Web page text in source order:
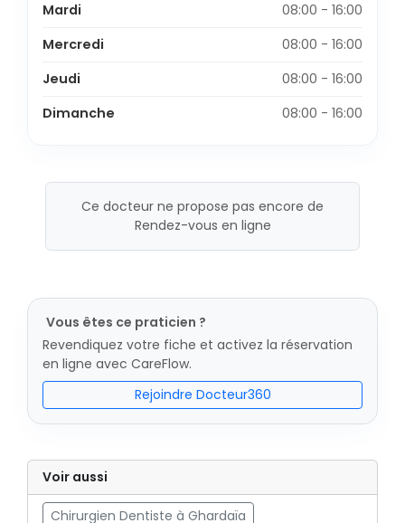
Mardi
08:00 - 16:00
Mercredi
08:00 - 16:00
Jeudi
08:00 - 16:00
Dimanche
08:00 - 16:00
Ce docteur ne propose pas encore de
Rendez-vous en ligne
Vous êtes ce praticien ?
Revendiquez votre fiche et activez la réservation
en ligne avec CareFlow.
Rejoindre Docteur360
Voir aussi
Chirurgien Dentiste à Ghardaïa